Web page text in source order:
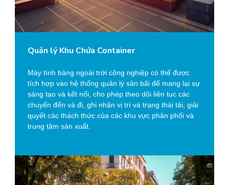
Quản lý Khu Chứa Container
Máy tính bảng ngoài trời công nghiệp có thể được
tích hợp vào hệ thống quản lý sân bãi để mang lại sự
sáng tạo và kết nối, cho phép theo dõi liên tục các
chuyến đến và đi, ghi nhận vị trí và trạng thái tải, giải
quyết các thách thức của các khu vực phân phối và
trung tâm sản xuất.